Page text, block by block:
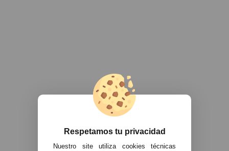
Respetamos tu privacidad
Nuestro site utiliza cookies técnicas